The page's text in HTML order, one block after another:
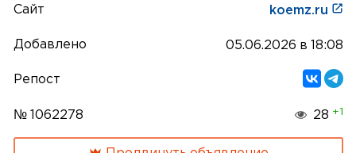
Сайт koemz.ru
Добавлено 05.06.2026 в 18:08
Репост
№ 1062278 28 +1